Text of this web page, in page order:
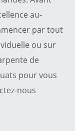
au-
par tout
ou sur
de
pour vous
nous